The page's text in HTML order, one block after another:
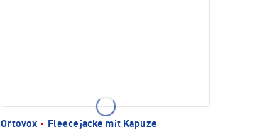
Ortovox ·
Fleecejacke mit Kapuze